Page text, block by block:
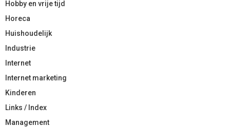
Hobby en vrije tijd
Horeca
Huishoudelijk
Industrie
Internet
Internet marketing
Kinderen
Links / Index
Management